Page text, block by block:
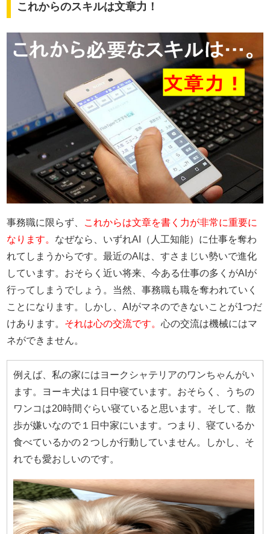
これからのスキルは文章力！
事務職に限らず、
これからは文章を書く力が非常に重要に
なります。 なぜなら、いずれAI（人工知能）に仕事を奪わ
れてしまうからです。最近のAIは、すさまじい勢いで進化
しています。おそらく近い将来、今ある仕事の多くがAIが
行ってしまうでしょう。当然、事務職も職を奪われていく
ことになります。しかし、AIがマネのできないことが1つだ
けあります。 それは心の交流です。心の交流は機械にはマ
ネができません。
例えば、私の家にはヨークシャテリアのワンちゃんがい
ます。ヨーキ犬は１日中寝ています。おそらく、うちの
ワンコは20時間ぐらい寝ていると思います。そして、散
歩が嫌いなので１日中家にいます。つまり、寝ているか
食べているかの２つしか行動していません。しかし、そ
れでも愛おしいのです。